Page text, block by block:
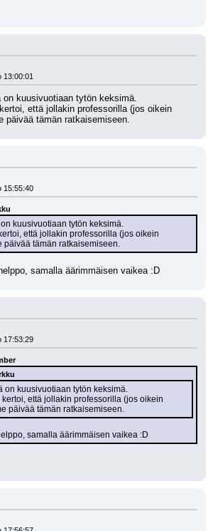
13:00:01
kuusivuotiaan tytön keksimä.
että jollakin professorilla (jos oikein
päivää tämän ratkaisemiseen.
15:55:40
kuusivuotiaan tytön keksimä.
että jollakin professorilla (jos oikein
päivää tämän ratkaisemiseen.
samalla äärimmäisen vaikea :D
17:53:29
on kuusivuotiaan tytön keksimä.
että jollakin professorilla (jos oikein
päivää tämän ratkaisemiseen.
samalla äärimmäisen vaikea :D